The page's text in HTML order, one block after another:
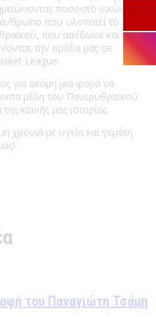
ποσοστό νικών στο
άνθρωπο που υλοποιεί το
που απέδωσε και την
την ομάδα μας σε
League.
για ακόμη μια φορά να
μέλη του Πανερυθραϊκού
κοινής μας ιστορίας.
χρονιά με υγεία και γεμάτη
του Παναγιώτη Τσάμη